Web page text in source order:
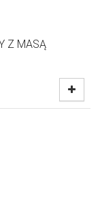
Z MASĄ